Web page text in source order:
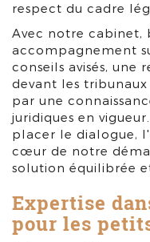
respect du cadre
Avec notre cabinet,
accompagnement
conseils avisés, une
devant les
par une
juridiques en
placer le dialogue,
cœur de notre
solution équilibrée
Expertise
pour les